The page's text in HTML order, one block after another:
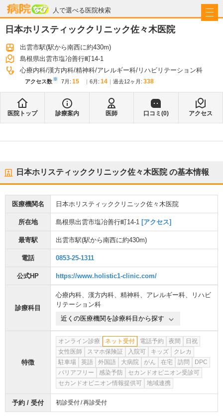
人で選べる医院検索
病院なび
日本ホリスティッククリニック佐々木医院
出雲市駅(駅から南西に約430m)
島根県出雲市塩冶善行町14-1
心療内科 漢方内科 精神科 アレルギー科 リハビリテーション科
アクセス数※ 7月 : 15 6月 : 14 過去12ヶ月: 338
医院トップ 診療案内 医師 口コミ(0) アクセス
日本ホリスティッククリニック佐々木医院の基本情報
医療機関名 日本ホリスティッククリニック佐々木医院
所在地 島根県出雲市塩冶善行町14-1 [アクセス]
最寄駅 出雲市駅(駅から南西に約430m)
電話 0853-25-1311
公式HP https://www.holistic1-clinic.com/
診療科目
心療内科、 漢方内科、 精神科、 アレルギー科、
リハビ
リテーション科
近くの医療機関を診療科目から探す
特徴
オンライン診療 ネット受付 電話予約 夜間
日祝
女性医師
スマホ保険証 入院可 キッズ
クレカ
駐車場
英語 外国語 大病院 がん 在宅 訪問
DPC
バリアフリー
感染予防
セカンドオピニオン受診可
セカンドオピニオン情報提供可
地域連携
予約 / 受付 初診受付 再診受付